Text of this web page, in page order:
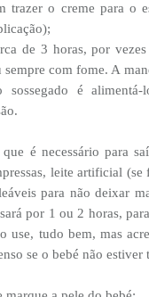
trazer o creme para o
de 3 horas, por
com fome. A
sossegado é
é necessário para
leite artificial (se
para não deixar
por 1 ou 2 horas,
use, tudo bem, mas
se o bebé não estiver